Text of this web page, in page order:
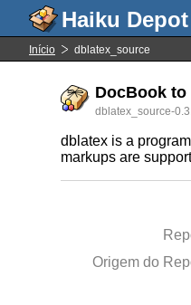
Início dblatex_source
DocBook to
dblatex_source-
dblatex is a
markups are
Origem do